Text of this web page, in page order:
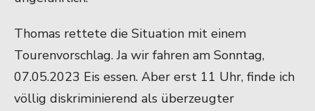
Thomas rettete die Situation mit einem
Tourenvorschlag. Ja wir fahren am Sonntag,
07.05.2023 Eis essen. Aber erst 11 Uhr, finde ich
völlig diskriminierend als überzeugter